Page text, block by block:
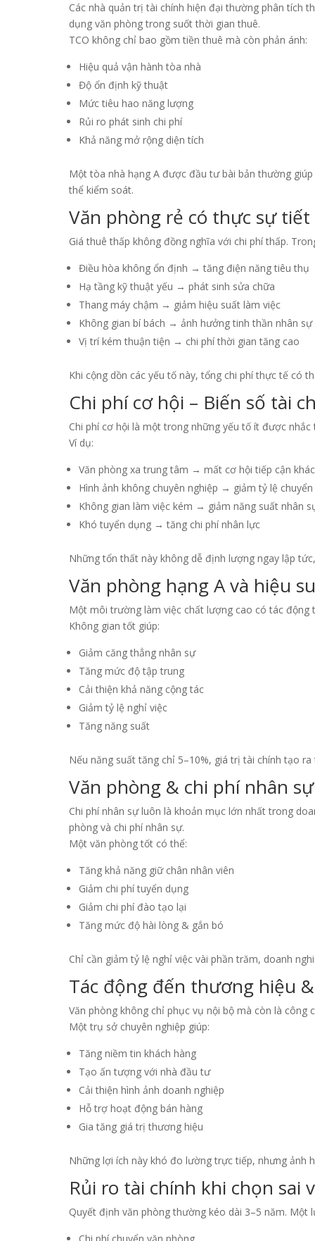
Các nhà quản trị tài chính hiện đại thường phân tích
dụng văn phòng trong suốt thời gian thuê.
TCO không chỉ bao gồm tiền thuê mà còn phản ánh:
Hiệu quả vận hành tòa nhà
Độ ổn định kỹ thuật
Mức tiêu hao năng lượng
Rủi ro phát sinh chi phí
Khả năng mở rộng diện tích
Một tòa nhà hạng A được đầu tư bài bản thường
thể kiểm soát.
Văn phòng rẻ có thực sự tiết
Giá thuê thấp không đồng nghĩa với chi phí thấp.
Điều hòa không ổn định → tăng điện năng tiêu thụ
Hạ tầng kỹ thuật yếu → phát sinh sửa chữa
Thang máy chậm → giảm hiệu suất làm việc
Không gian bí bách → ảnh hưởng tinh thần nhân sự
Vị trí kém thuận tiện → chi phí thời gian tăng cao
Khi cộng dồn các yếu tố này, tổng chi phí thực tế có
Chi phí cơ hội – Biến số tài
Chi phí cơ hội là một trong những yếu tố ít được
Ví dụ:
Văn phòng xa trung tâm → mất cơ hội tiếp cận
Hình ảnh không chuyên nghiệp → giảm tỷ lệ
Không gian làm việc kém → giảm năng suất nhân
Khó tuyển dụng → tăng chi phí nhân lực
Những tổn thất này không dễ định lượng ngay lập
Văn phòng hạng A và hiệu
Một môi trường làm việc chất lượng cao có tác
Không gian tốt giúp:
Giảm căng thẳng nhân sự
Tăng mức độ tập trung
Cải thiện khả năng cộng tác
Giảm tỷ lệ nghỉ việc
Tăng năng suất
Nếu năng suất tăng chỉ 5–10%, giá trị tài chính tạo
Văn phòng & chi phí nhân
Chi phí nhân sự luôn là khoản mục lớn nhất trong
phòng và chi phí nhân sự.
Một văn phòng tốt có thể:
Tăng khả năng giữ chân nhân viên
Giảm chi phí tuyển dụng
Giảm chi phí đào tạo lại
Tăng mức độ hài lòng & gắn bó
Chỉ cần giảm tỷ lệ nghỉ việc vài phần trăm, doanh
Tác động đến thương hiệu
Văn phòng không chỉ phục vụ nội bộ mà còn là
Một trụ sở chuyên nghiệp giúp:
Tăng niềm tin khách hàng
Tạo ấn tượng với nhà đầu tư
Cải thiện hình ảnh doanh nghiệp
Hỗ trợ hoạt động bán hàng
Gia tăng giá trị thương hiệu
Những lợi ích này khó đo lường trực tiếp, nhưng ảnh
Rủi ro tài chính khi chọn sai
Quyết định văn phòng thường kéo dài 3–5 năm. Một